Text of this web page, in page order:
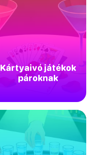
Kártyaivó játékok
pároknak